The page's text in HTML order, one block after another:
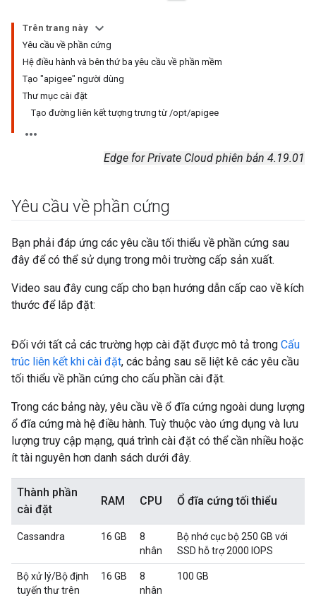
Trên trang này
Yêu cầu về phần cứng
Hệ điều hành và bên thứ ba yêu cầu về phần mềm
Tạo "apigee" người dùng
Thư mục cài đặt
Tạo đường liên kết tượng trưng từ /opt/apigee
Edge for Private Cloud phiên bản 4.19.01
Yêu cầu về phần cứng
Bạn phải đáp ứng các yêu cầu tối thiểu về phần cứng sau
đây để có thể sử dụng trong môi trường cấp sản xuất.
Video sau đây cung cấp cho bạn hướng dẫn cấp cao về kích
thước để lắp đặt:
Đối với tất cả các trường hợp cài đặt được mô tả trong Cấu
trúc liên kết khi cài đặt, các bảng sau sẽ liệt kê các yêu cầu
tối thiểu về phần cứng cho cấu phần cài đặt.
Trong các bảng này, yêu cầu về ổ đĩa cứng ngoài dung lượng
ổ đĩa cứng mà hệ điều hành. Tuỳ thuộc vào ứng dụng và lưu
lượng truy cập mạng, quá trình cài đặt có thể cần nhiều hoặc
ít tài nguyên hơn danh sách dưới đây.
Thành phần
cài đặt
RAM CPU Ổ đĩa cứng tối thiểu
Cassandra 16 GB
8
nhân
Bộ nhớ cục bộ 250 GB với
SSD hỗ trợ 2000 IOPS
Bộ xử lý/Bộ định
tuyến thư trên
16 GB
8
nhân
100 GB